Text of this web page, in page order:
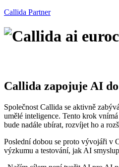
Callida Partner
Callida zapojuje AI do
Společnost Callida se aktivně
umělé inteligence. Tento krok
bude nadále ubírat, rozvíjet ho a
Poslední dobou se proto vývojáři v
výzkumu a testování, jak AI